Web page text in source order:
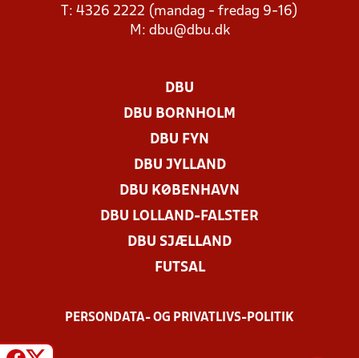
T: 4326 2222 (mandag - fredag 9-16)
M: dbu@dbu.dk
DBU
DBU BORNHOLM
DBU FYN
DBU JYLLAND
DBU KØBENHAVN
DBU LOLLAND-FALSTER
DBU SJÆLLAND
FUTSAL
PERSONDATA- OG PRIVATLIVS-POLITIK